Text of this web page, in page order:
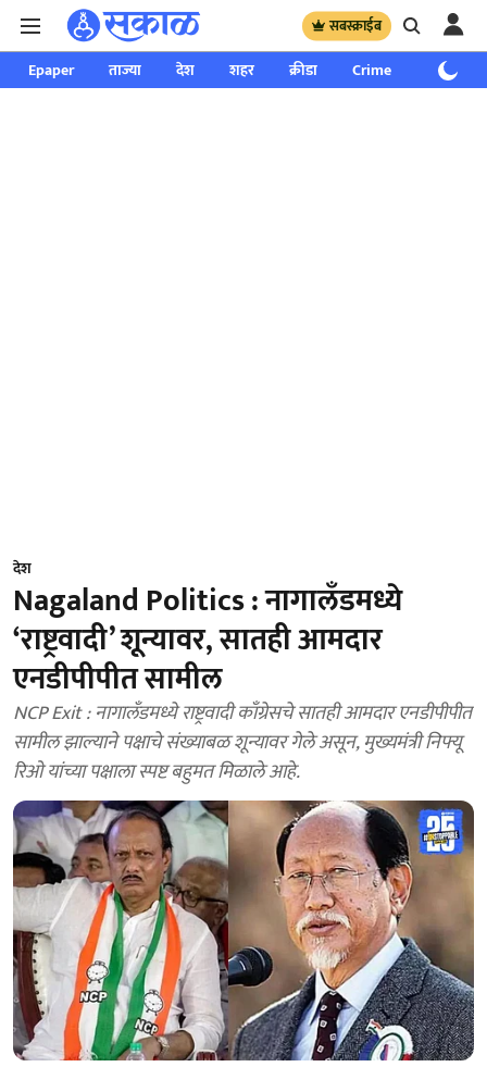
सबस्क्राईब
Epaper ताज्या देश शहर क्रीडा Crime साप्ताहिक
देश
Nagaland Politics : नागालँडमध्ये
‘राष्ट्रवादी’ शून्यावर, सातही आमदार
एनडीपीपीत सामील
NCP Exit : नागालँडमध्ये राष्ट्रवादी काँग्रेसचे सातही आमदार एनडीपीपीत
सामील झाल्याने पक्षाचे संख्याबळ शून्यावर गेले असून, मुख्यमंत्री निफ्यू
रिओ यांच्या पक्षाला स्पष्ट बहुमत मिळाले आहे.